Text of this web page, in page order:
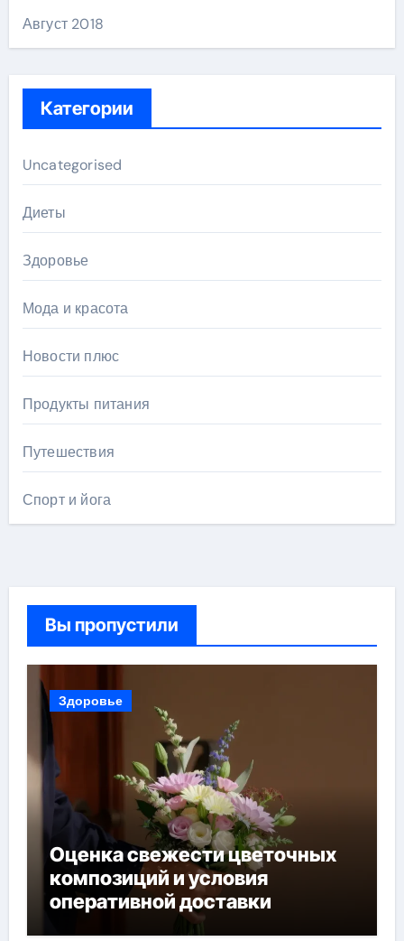
Август 2018
Категории
Uncategorised
Диеты
Здоровье
Мода и красота
Новости плюс
Продукты питания
Путешествия
Спорт и йога
Вы пропустили
Здоровье
Оценка свежести цветочных
композиций и условия
оперативной доставки